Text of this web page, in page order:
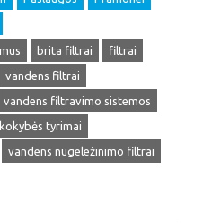
brita filtrai
filtrai
vandens filtrai
vandens filtravimo sistemos
tyrimai
vandens nugeležinimo filtrai